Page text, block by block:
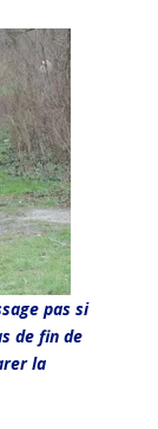
pas si
de fin de
la